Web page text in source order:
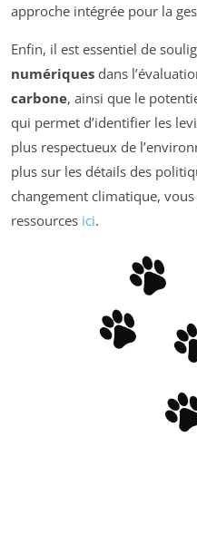
approche intégrée pour la
Enfin, il est essentiel de
numériques dans
carbone, ainsi que le
qui permet d’identifier les
plus respectueux de
plus sur les détails des
changement climatique,
ressources ici.